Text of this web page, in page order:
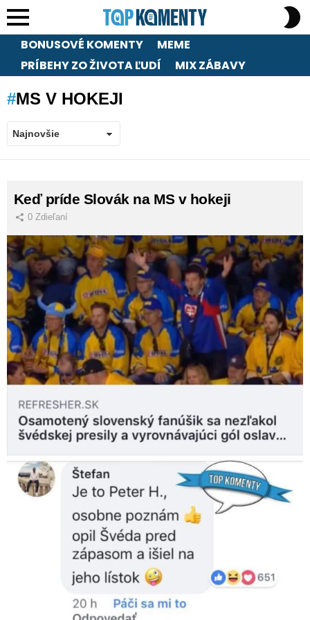
Menu
BONUSOVÉ KOMENTY
MEME
PRÍBEHY ZO ŽIVOTA ĽUDÍ
MIX ZÁBAVY
MS V HOKEJI
STORIES
Keď príde Slovák na MS v hokeji
0 Zdieľaní